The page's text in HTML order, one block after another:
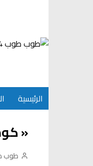
الرئيسية
«
طوب